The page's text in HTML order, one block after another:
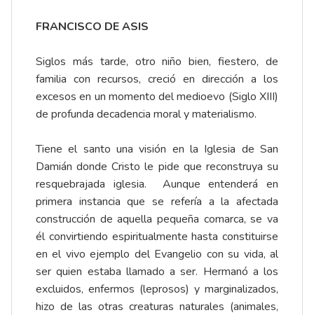
FRANCISCO DE ASIS
Siglos más tarde, otro niño bien, fiestero, de
familia con recursos, creció en dirección a los
excesos en un momento del medioevo (Siglo XIII)
de profunda decadencia moral y materialismo.
Tiene el santo una visión en la Iglesia de San
Damián donde Cristo le pide que reconstruya su
resquebrajada iglesia. Aunque entenderá en
primera instancia que se refería a la afectada
construcción de aquella pequeña comarca, se va
él convirtiendo espiritualmente hasta constituirse
en el vivo ejemplo del Evangelio con su vida, al
ser quien estaba llamado a ser. Hermanó a los
excluidos, enfermos (leprosos) y marginalizados,
hizo de las otras creaturas naturales (animales,